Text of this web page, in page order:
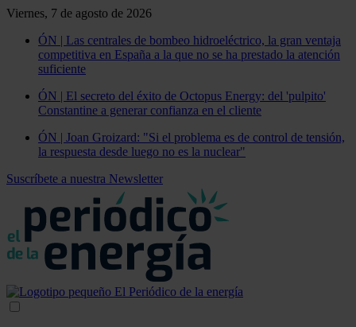
Viernes, 7 de agosto de 2026
ÓN | Las centrales de bombeo hidroeléctrico, la gran ventaja
competitiva en España a la que no se ha prestado la atención
suficiente
ÓN | El secreto del éxito de Octopus Energy: del 'pulpito'
Constantine a generar confianza en el cliente
ÓN | Joan Groizard: "Si el problema es de control de tensión,
la respuesta desde luego no es la nuclear"
Suscríbete a nuestra Newsletter